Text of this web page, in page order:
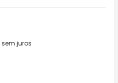
sem juros